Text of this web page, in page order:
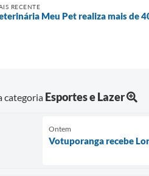
RECENTE
Meu Pet realiza mais de
categoria Esportes e Lazer
Ontem
Votuporanga recebe